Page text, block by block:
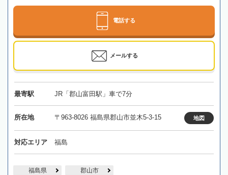
電話する
メールする
最寄駅 JR「郡山富田駅」車で7分
所在地 〒963-8026 福島県郡山市並木5-3-15 地図
対応エリア 福島
福島県 郡山市